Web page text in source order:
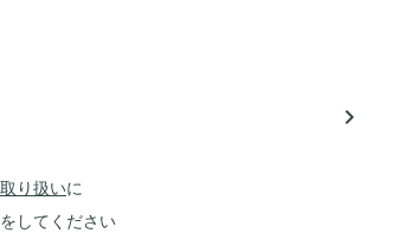
navigate_next
り扱いに
してください